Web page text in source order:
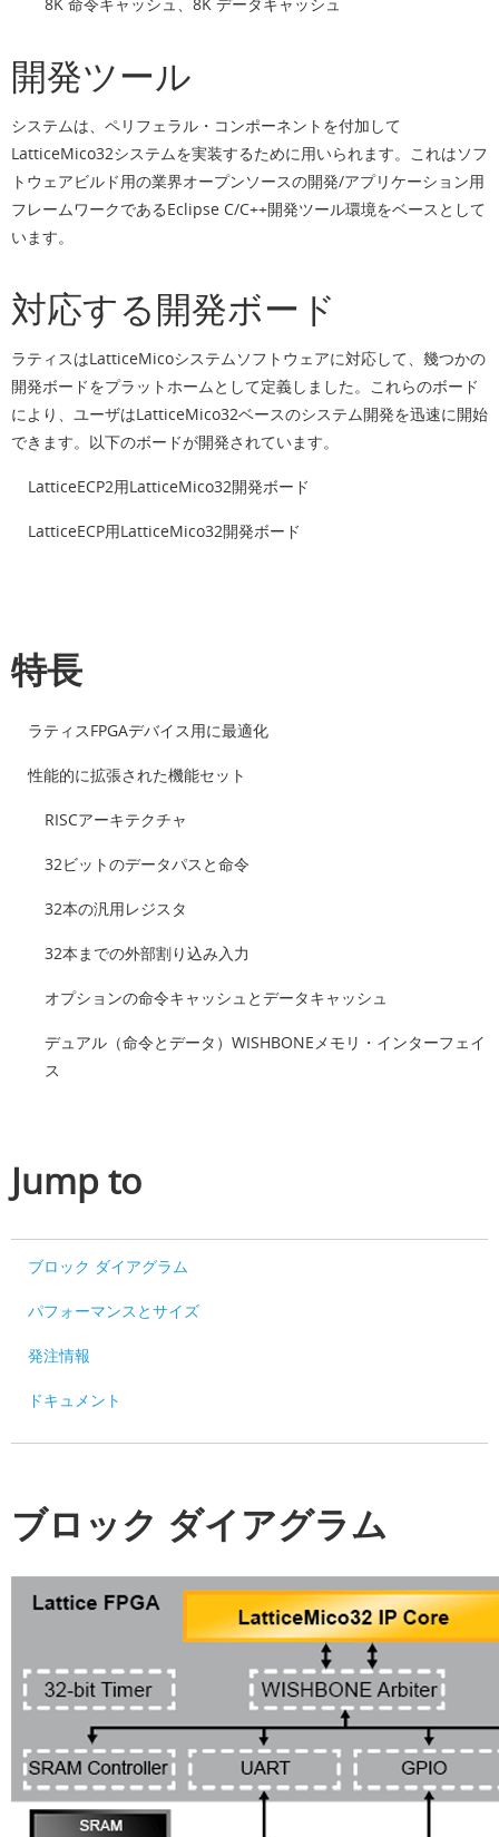
開発ツール
システムは、ペリフェラル・コンポーネントを付加して
LatticeMico32システムを実装するために用いられます。これはソフ
トウェアビルド用の業界オープンソースの開発/アプリケーション用
フレームワークであるEclipse C/C++開発ツール環境をベースとして
います。
対応する開発ボード
ラティスはLatticeMicoシステムソフトウェアに対応して、幾つかの
開発ボードをプラットホームとして定義しました。これらのボード
により、ユーザはLatticeMico32ベースのシステム開発を迅速に開始
できます。以下のボードが開発されています。
LatticeECP2用LatticeMico32開発ボード
LatticeECP用LatticeMico32開発ボード
特長
ラティスFPGAデバイス用に最適化
性能的に拡張された機能セット
RISCアーキテクチャ
32ビットのデータパスと命令
32本の汎用レジスタ
32本までの外部割り込み入力
オプションの命令キャッシュとデータキャッシュ
デュアル（命令とデータ）WISHBONEメモリ・インターフェイ
ス
Jump to
ブロック ダイアグラム
パフォーマンスとサイズ
発注情報
ドキュメント
ブロック ダイアグラム